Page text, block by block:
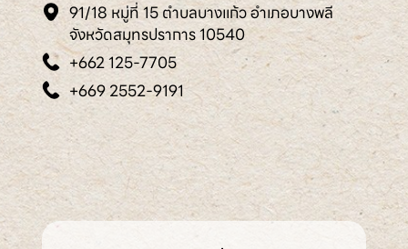
91/18 หมู่ที่ 15 ตำบลบางแก้ว อำเภอบางพลี
จังหวัดสมุทรปราการ 10540
+662 125-7705
+669 2552-9191